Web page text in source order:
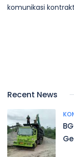
komunikasi
Recent News